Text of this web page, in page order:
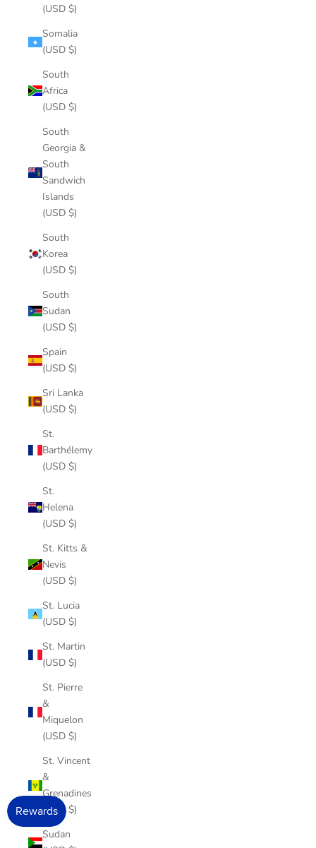
(USD $)
Somalia
(USD $)
South
Africa
(USD $)
South
Georgia &
South
Sandwich
Islands
(USD $)
South
Korea
(USD $)
South
Sudan
(USD $)
Spain
(USD $)
Sri Lanka
(USD $)
St.
Barthélemy
(USD $)
St.
Helena
(USD $)
St. Kitts &
Nevis
(USD $)
St. Lucia
(USD $)
St. Martin
(USD $)
St. Pierre
&
Miquelon
(USD $)
St. Vincent
&
Grenadines
(USD $)
Sudan